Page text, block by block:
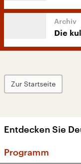
Die
Zur Startseite
Entdecken Sie
Programm